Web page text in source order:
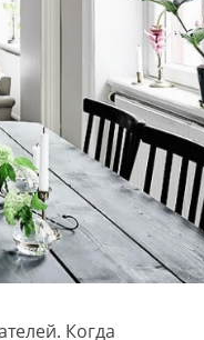
Когда